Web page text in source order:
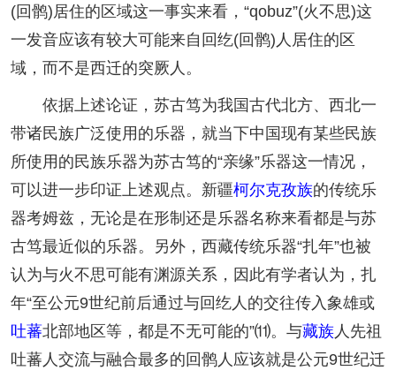
(回鹘)居住的区域这一事实来看，“qobuz”(火不思)这
一发音应该有较大可能来自回纥(回鹘)人居住的区
域，而不是西迁的突厥人。
依据上述论证，苏古笃为我国古代北方、西北一
带诸民族广泛使用的乐器，就当下中国现有某些民族
所使用的民族乐器为苏古笃的“亲缘”乐器这一情况，
可以进一步印证上述观点。新疆柯尔克孜族的传统乐
器考姆兹，无论是在形制还是乐器名称来看都是与苏
古笃最近似的乐器。另外，西藏传统乐器“扎年”也被
认为与火不思可能有渊源关系，因此有学者认为，扎
年“至公元9世纪前后通过与回纥人的交往传入象雄或
吐蕃北部地区等，都是不无可能的”⑾。与藏族人先祖
吐蕃人交流与融合最多的回鹘人应该就是公元9世纪迁